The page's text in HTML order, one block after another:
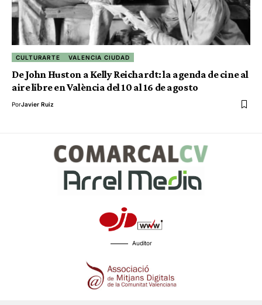
CULTURARTE VALENCIA CIUDAD
De John Huston a Kelly Reichardt: la agenda de cine al
aire libre en València del 10 al 16 de agosto
PorJavier Ruiz
Auditor